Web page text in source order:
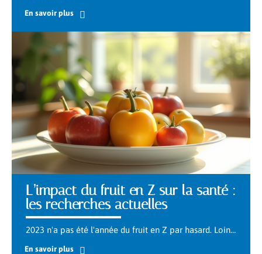
En savoir plus
L’impact du fruit en Z sur la santé :
les recherches actuelles
2023 n'a pas été l'année du fruit en Z par hasard. Loin…
En savoir plus